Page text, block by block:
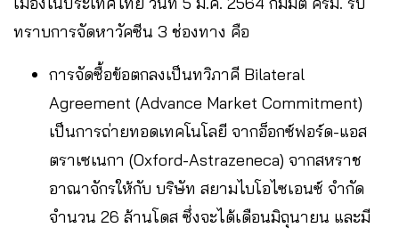
ทราบการจัดหาวัคซีน 3 ช่องทาง คือ
การจัดซื้อข้อตกลงเป็นทวิภาคี Bilateral
Agreement (Advance Market Commitment)
เป็นการถ่ายทอดเทคโนโลยี จากอ็อกซ์ฟอร์ด-แอส
ตราเซเนกา (Oxford-Astrazeneca) จากสหราช
อาณาจักรให้กับ บริษัท สยามไบโอไซเอนซ์ จำกัด
จำนวน 26 ล้านโดส ซึ่งจะได้เดือนมิถุนายน และมี